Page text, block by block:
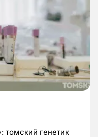
томский генетик